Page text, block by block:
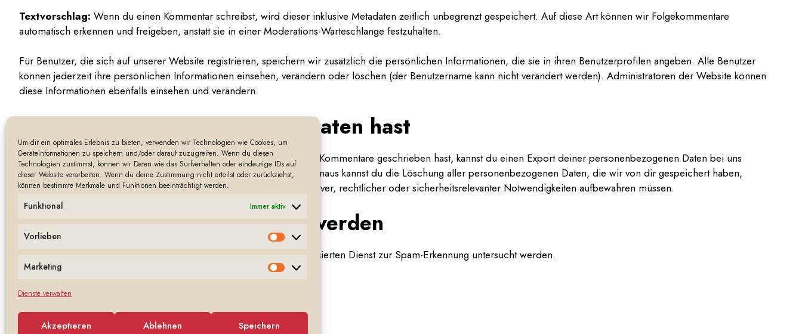
Um dir ein optimales Erlebnis zu bieten, verwenden wir Technologien wie Cookies, um
Geräteinformationen zu speichern und/oder darauf zuzugreifen. Wenn du diesen
Technologien zustimmst, können wir Daten wie das Surfverhalten oder eindeutige IDs auf
dieser Website verarbeiten. Wenn du deine Zustimmung nicht erteilst oder zurückziehst,
können bestimmte Merkmale und Funktionen beeinträchtigt werden.
Funktional Immer aktiv
Vorlieben Vorlieben
Marketing Marketing
Dienste verwalten
Akzeptieren Ablehnen Speichern
Textvorschlag: Wenn du einen Kommentar schreibst, wird dieser inklusive Metadaten zeitlich unbegrenzt gespeichert. Auf diese Art können wir Folgekommentare
automatisch erkennen und freigeben, anstatt sie in einer Moderations-Warteschlange festzuhalten.
Für Benutzer, die sich auf unserer Website registrieren, speichern wir zusätzlich die persönlichen Informationen, die sie in ihren Benutzerprofilen angeben. Alle Benutzer
können jederzeit ihre persönlichen Informationen einsehen, verändern oder löschen (der Benutzername kann nicht verändert werden). Administratoren der Website können
diese Informationen ebenfalls einsehen und verändern.
Welche Rechte du an deinen Daten hast
Textvorschlag:Wenn du ein Konto auf dieser Website besitzt oder Kommentare geschrieben hast, kannst du einen Export deiner personenbezogenen Daten bei uns
anfordern, inklusive aller Daten, die du uns mitgeteilt hast. Darüber hinaus kannst du die Löschung aller personenbezogenen Daten, die wir von dir gespeichert haben,
anfordern. Dies umfasst nicht die Daten, die wir aufgrund administrativer, rechtlicher oder sicherheitsrelevanter Notwendigkeiten aufbewahren müssen.
Wohin deine Daten gesendet werden
Besucher-Kommentare könnten von einem automatisierten Dienst zur Spam-Erkennung untersucht werden.